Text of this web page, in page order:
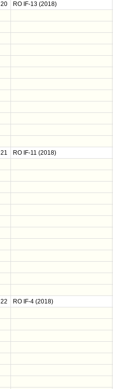
20 RO IF-13 (2018)
21 RO IF-11 (2018)
22 RO IF-4 (2018)